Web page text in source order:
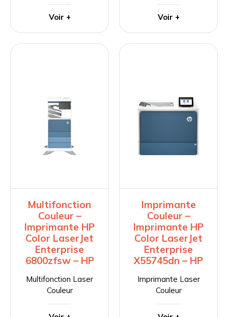
Voir + Voir +
Multifonction
Couleur –
Imprimante HP
Color LaserJet
Enterprise
6800zfsw – HP
Multifonction Laser
Couleur
Imprimante
Couleur –
Imprimante HP
Color LaserJet
Enterprise
X55745dn – HP
Imprimante Laser
Couleur